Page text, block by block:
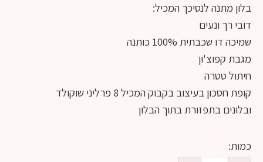
בלון מתנה לנסיכך המכיל:
דובי רך ונעים
שמיכה דו שכבתית 100% כותנה
מגבת קפוצ'ון
חיתול טטרה
קופת חסכון בעיצוב בקבוק המכיל 8 פרליני שוקולד
ובלונים בתפזורת בתוך הבלון
כמות: